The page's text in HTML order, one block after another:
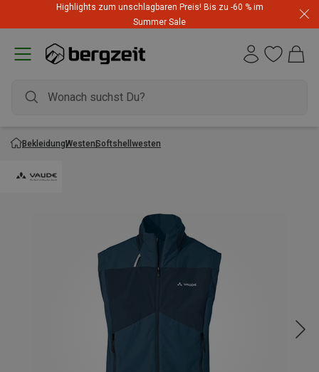
Highlights zum unschlagbaren Preis! Bis zu -60 % im
Summer Sale
BekleidungWestenSoftshellwesten